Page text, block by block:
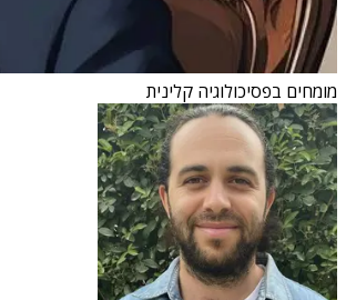
מומחים בפסיכולוגיה קלינית